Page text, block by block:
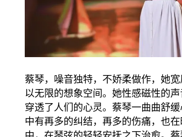
蔡琴，噪音独特，不娇柔做作，她
以无限的想象空间。她性感磁性的声
穿透了人们的心灵。蔡琴一曲曲舒
中有再多的纠结，再多的伤痛，也